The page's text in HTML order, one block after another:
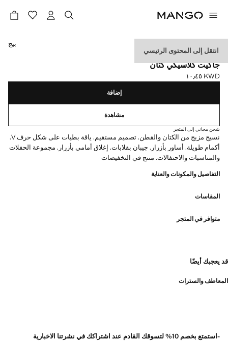
انتقل إلى المحتوى الرئيسي
CELEBRATION
جاكيت كلاسيكي كتان
السعر الحالي [KWD ١٠٫٤٥ ]
KWD ١٠٫٤٥
حدد اللون
بيج
إضافة
مشاهدة
شحن مجاني إلى المتجر
نسيج مزيج من الكتان والقطن. تصميم مستقيم. ياقة بطيات على شكل حرف V.
أكمام طويلة. أساور بأزرار. جيبان بقلابات. إغلاق أمامي بأزرار. مجموعة الحفلات
والمناسبات والاحتفالات. منتج في التخفيضات
التفاصيل والمكونات والعناية
المقاسات
متوافر في المتجر
قد يعجبك أيضًا
المعاطف والسترات
-استمتع بخصم 10% لتسوقك القادم عند اشتراكك في نشرتنا الاخبارية